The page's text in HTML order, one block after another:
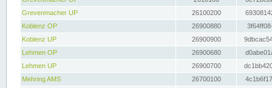
Grevenmacher UP
26100200
Koblenz OP
26900880
Koblenz UP
26900900
Lehmen OP
26900680
Lehmen UP
26900700
Mehring AMS
26700100